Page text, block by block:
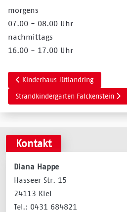
morgens
07.00 - 08.00 Uhr
nachmittags
16.00 - 17.00 Uhr
Vorheriger Beitrag: Kinderhaus
Kinderhaus Jütlandring
Nächster Beitrag:
Strandkindergarten Falckenstein
Kontakt
Diana Happe
Hasseer Str. 15
24113 Kiel
Tel.: 0431 684821